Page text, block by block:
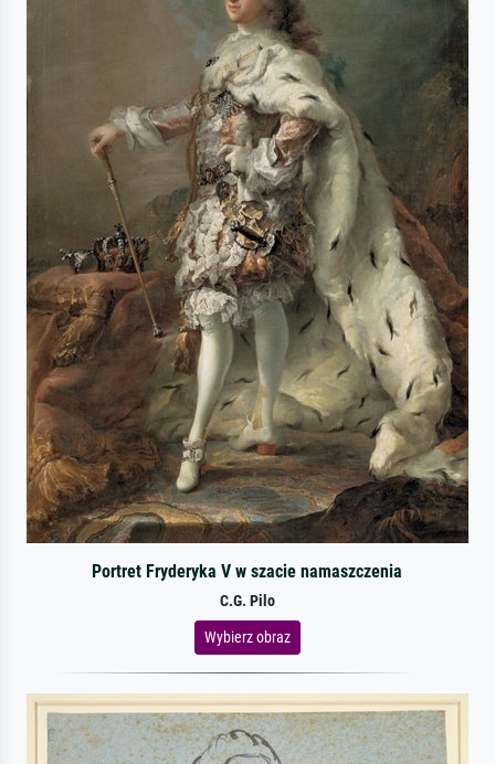
Portret Fryderyka V w szacie namaszczenia
C.G. Pilo
Wybierz obraz